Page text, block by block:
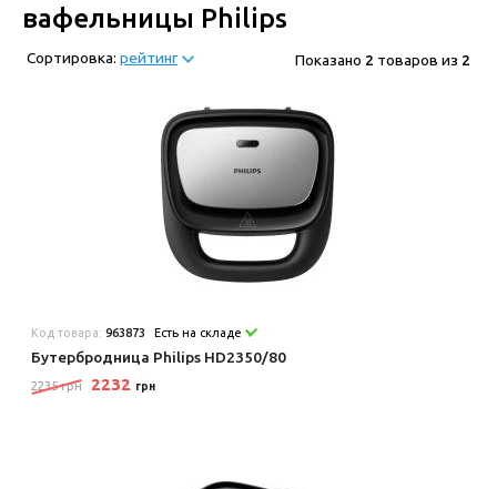
вафельницы Philips
Сортировка: рейтинг Показано 2 товаров из 2
Код товара:963873 Есть на складе
Бутербродница Philips HD2350/80
2235 грн 2232 грн